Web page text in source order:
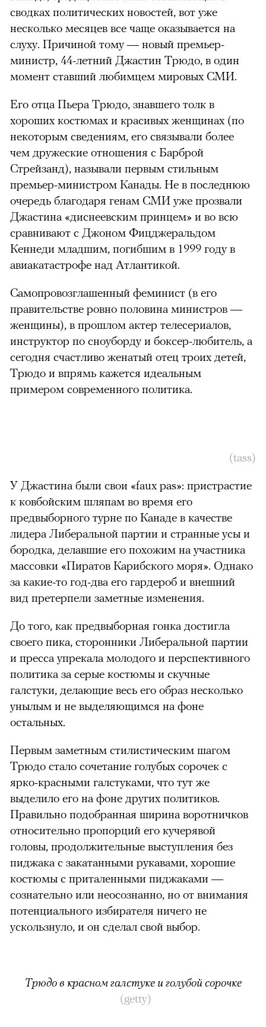
сводках политических новостей, вот уже
несколько месяцев все чаще оказывается на
слуху. Причиной тому — новый премьер-
министр, 44-летний Джастин Трюдо, в один
момент ставший любимцем мировых СМИ.
Его отца Пьера Трюдо, знавшего толк в
хороших костюмах и красивых женщинах (по
некоторым сведениям, его связывали более
чем дружеские отношения с Барброй
Стрейзанд), называли первым стильным
премьер-министром Канады. Не в последнюю
очередь благодаря генам СМИ уже прозвали
Джастина «диснеевским принцем» и во всю
сравнивают с Джоном Фицджеральдом
Кеннеди младшим, погибшим в 1999 году в
авиакатастрофе над Атлантикой.
Самопровозглашенный феминист (в его
правительстве ровно половина министров —
женщины), в прошлом актер телесериалов,
инструктор по сноуборду и боксер-любитель, а
сегодня счастливо женатый отец троих детей,
Трюдо и впрямь кажется идеальным
примером современного политика.
(tass)
У Джастина были свои «faux pas»: пристрастие
к ковбойским шляпам во время его
предвыборного турне по Канаде в качестве
лидера Либеральной партии и странные усы и
бородка, делавшие его похожим на участника
массовки «Пиратов Карибского моря». Однако
за какие-то год-два его гардероб и внешний
вид претерпели заметные изменения.
До того, как предвыборная гонка достигла
своего пика, сторонники Либеральной партии
и пресса упрекала молодого и перспективного
политика за серые костюмы и скучные
галстуки, делающие весь его образ несколько
унылым и не выделяющимся на фоне
остальных.
Первым заметным стилистическим шагом
Трюдо стало сочетание голубых сорочек с
ярко-красными галстуками, что тут же
выделило его на фоне других политиков.
Правильно подобранная ширина воротничков
относительно пропорций его кучерявой
головы, продолжительные выступления без
пиджака с закатанными рукавами, хорошие
костюмы с приталенными пиджаками —
сознательно или неосознанно, но от внимания
потенциального избирателя ничего не
ускользнуло, и он сделал свой выбор.
Трюдо в красном галстуке и голубой сорочке
(getty)